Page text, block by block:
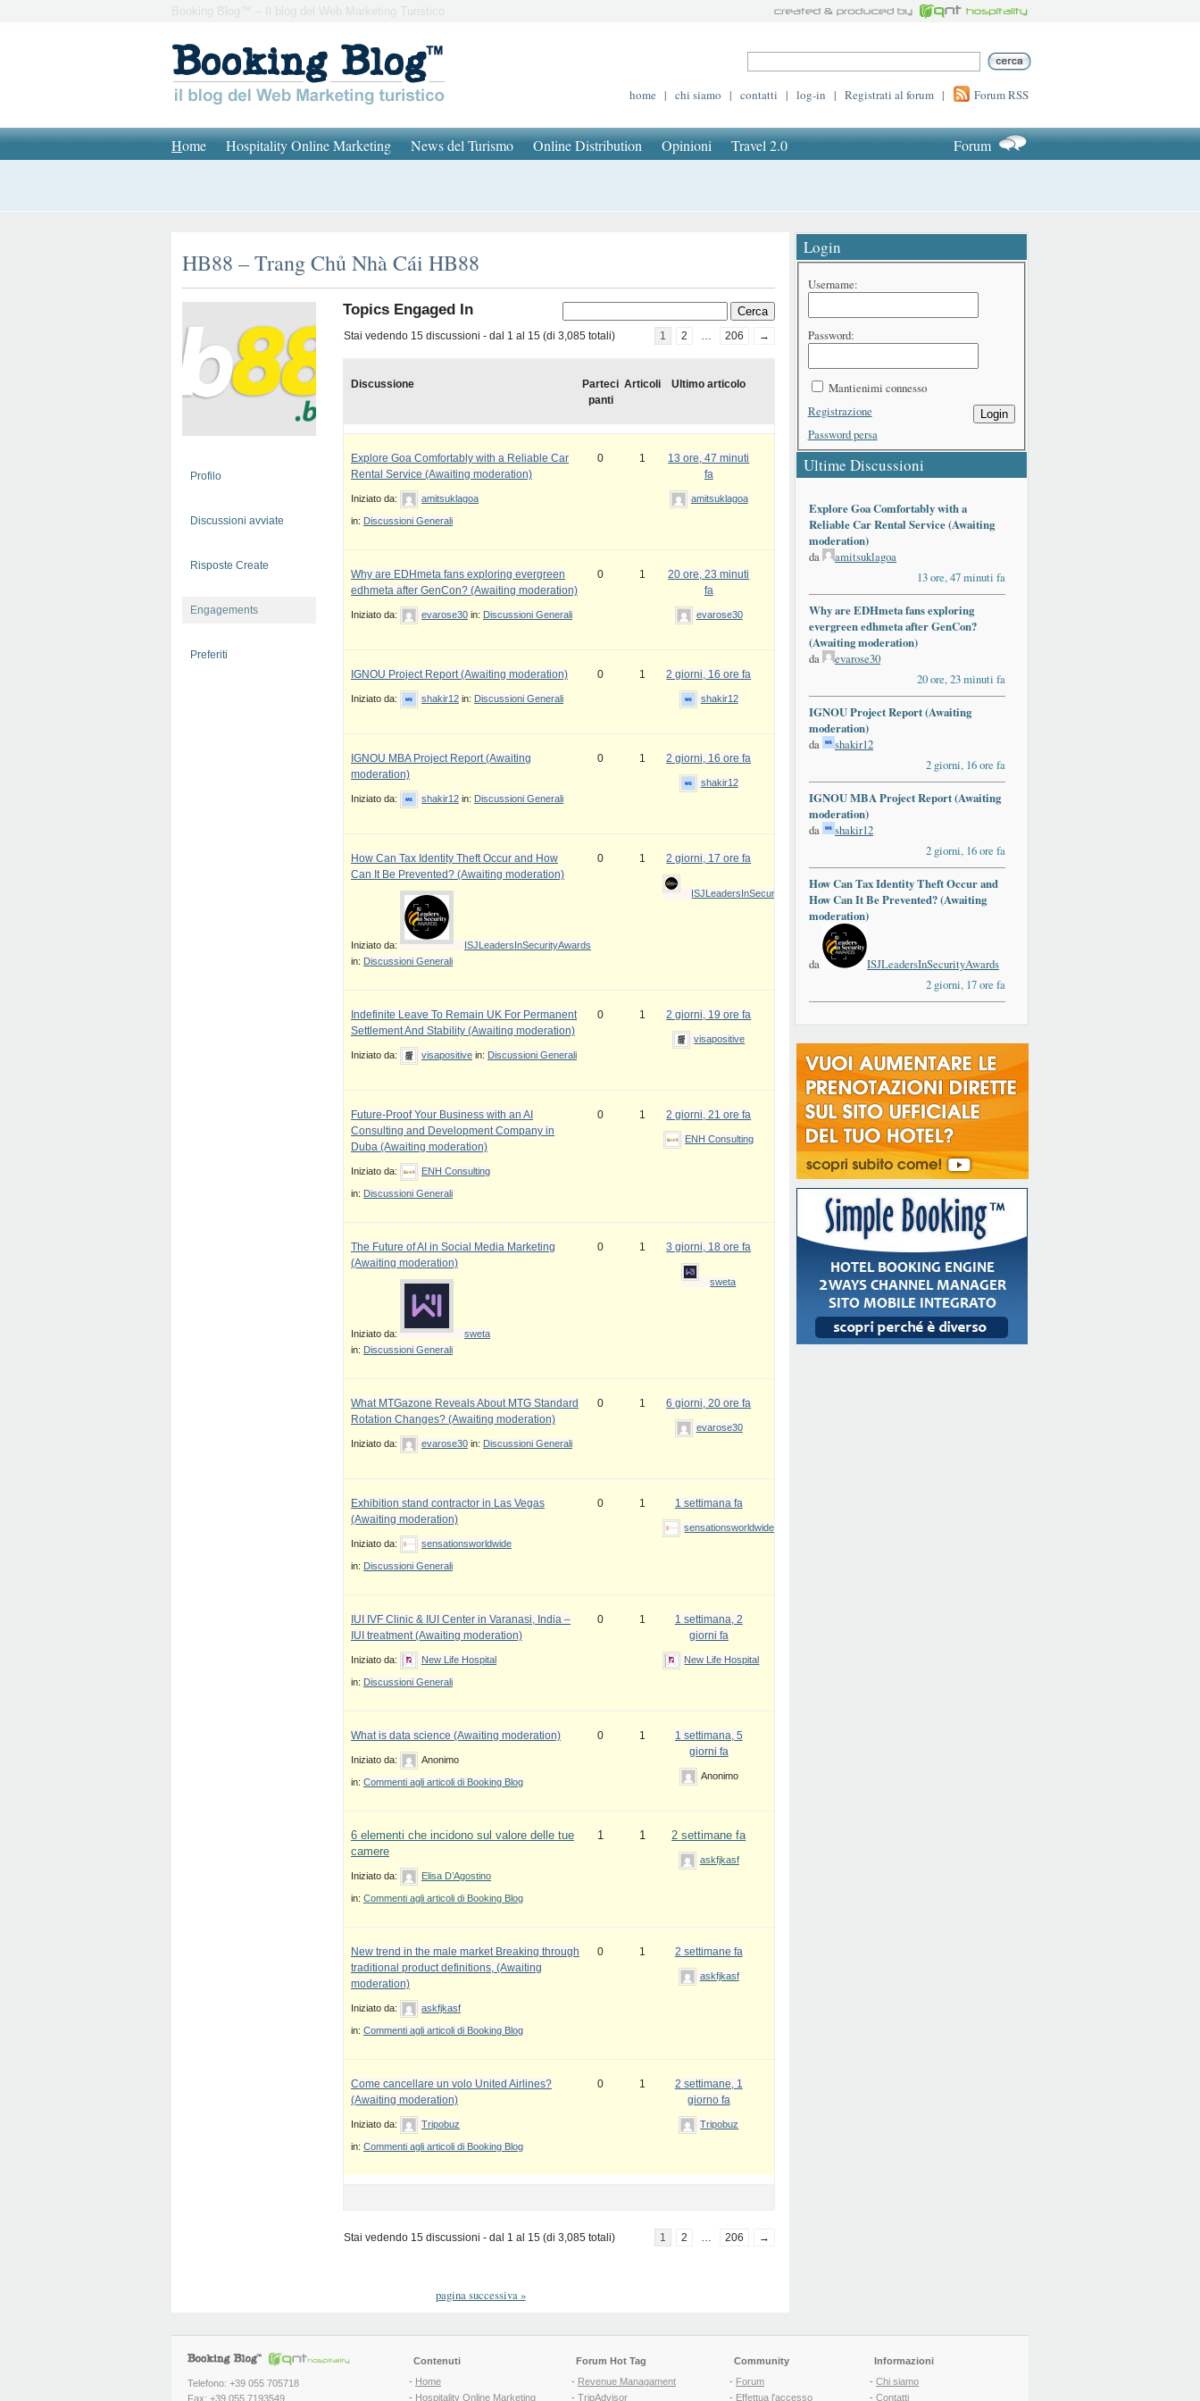
Booking Blog™ – Il blog del Web Marketing Turistico
home | chi siamo | contatti | log-in | Registrati al forum | Forum RSS
Home Hospitality Online Marketing News del Turismo Online Distribution Opinioni Travel 2.0 Forum
HB88 – Trang Chủ Nhà Cái HB88
Profilo
Discussioni avviate
Risposte Create
Engagements
Preferiti
Topics Engaged In
Stai vedendo 15 discussioni - dal 1 al 15 (di 3,085 totali) 1 2 … 206 →
Discussione
Parteci
panti
Articoli Ultimo articolo
Explore Goa Comfortably with a Reliable Car
Rental Service (Awaiting moderation)
Iniziato da: amitsuklagoa
in: Discussioni Generali
0 1
13 ore, 47 minuti
fa
amitsuklagoa
Why are EDHmeta fans exploring evergreen
edhmeta after GenCon? (Awaiting moderation)
Iniziato da: evarose30 in: Discussioni Generali
0 1
20 ore, 23 minuti
fa
evarose30
IGNOU Project Report (Awaiting moderation)
Iniziato da: shakir12 in: Discussioni Generali
0 1 2 giorni, 16 ore fa
shakir12
IGNOU MBA Project Report (Awaiting
moderation)
Iniziato da: shakir12 in: Discussioni Generali
0 1 2 giorni, 16 ore fa
shakir12
How Can Tax Identity Theft Occur and How
Can It Be Prevented? (Awaiting moderation)
Iniziato da:
ISJLeadersInSecurityAwards
in: Discussioni Generali
0 1 2 giorni, 17 ore fa
ISJLeadersInSecurityAwards
Indefinite Leave To Remain UK For Permanent
Settlement And Stability (Awaiting moderation)
Iniziato da: visapositive in: Discussioni Generali
0 1 2 giorni, 19 ore fa
visapositive
Future-Proof Your Business with an AI
Consulting and Development Company in
Duba (Awaiting moderation)
Iniziato da: ENH Consulting
in: Discussioni Generali
0 1 2 giorni, 21 ore fa
ENH Consulting
The Future of AI in Social Media Marketing
(Awaiting moderation)
Iniziato da:
sweta
in: Discussioni Generali
0 1 3 giorni, 18 ore fa
sweta
What MTGazone Reveals About MTG Standard
Rotation Changes? (Awaiting moderation)
Iniziato da: evarose30 in: Discussioni Generali
0 1 6 giorni, 20 ore fa
evarose30
Exhibition stand contractor in Las Vegas
(Awaiting moderation)
Iniziato da: sensationsworldwide
in: Discussioni Generali
0 1 1 settimana fa
sensationsworldwide
IUI IVF Clinic & IUI Center in Varanasi, India –
IUI treatment (Awaiting moderation)
Iniziato da: New Life Hospital
in: Discussioni Generali
0 1
1 settimana, 2
giorni fa
New Life Hospital
What is data science (Awaiting moderation)
Iniziato da: Anonimo
in: Commenti agli articoli di Booking Blog
0 1
1 settimana, 5
giorni fa
Anonimo
6 elementi che incidono sul valore delle tue
camere
Iniziato da: Elisa D’Agostino
in: Commenti agli articoli di Booking Blog
1 1 2 settimane fa
askfjkasf
New trend in the male market Breaking through
traditional product definitions, (Awaiting
moderation)
Iniziato da: askfjkasf
in: Commenti agli articoli di Booking Blog
0 1 2 settimane fa
askfjkasf
Come cancellare un volo United Airlines?
(Awaiting moderation)
Iniziato da: Tripobuz
in: Commenti agli articoli di Booking Blog
0 1
2 settimane, 1
giorno fa
Tripobuz
Stai vedendo 15 discussioni - dal 1 al 15 (di 3,085 totali) 1 2 … 206 →
pagina successiva»
Login
Username:
Password:
Mantienimi connesso
Login
Registrazione
Password persa
Ultime Discussioni
Explore Goa Comfortably with a
Reliable Car Rental Service (Awaiting
moderation)
da
amitsuklagoa
13 ore, 47 minuti fa
Why are EDHmeta fans exploring
evergreen edhmeta after GenCon?
(Awaiting moderation)
da
evarose30
20 ore, 23 minuti fa
IGNOU Project Report (Awaiting
moderation)
da
shakir12
2 giorni, 16 ore fa
IGNOU MBA Project Report (Awaiting
moderation)
da
shakir12
2 giorni, 16 ore fa
How Can Tax Identity Theft Occur and
How Can It Be Prevented? (Awaiting
moderation)
da
ISJLeadersInSecurityAwards
2 giorni, 17 ore fa
Telefono: +39 055 705718
Fax: +39 055 7193549
Contenuti
- Home
- Hospitality Online Marketing
Forum Hot Tag
- Revenue Managament
- TripAdvisor
Community
- Forum
- Effettua l'accesso
Informazioni
- Chi siamo
- Contatti